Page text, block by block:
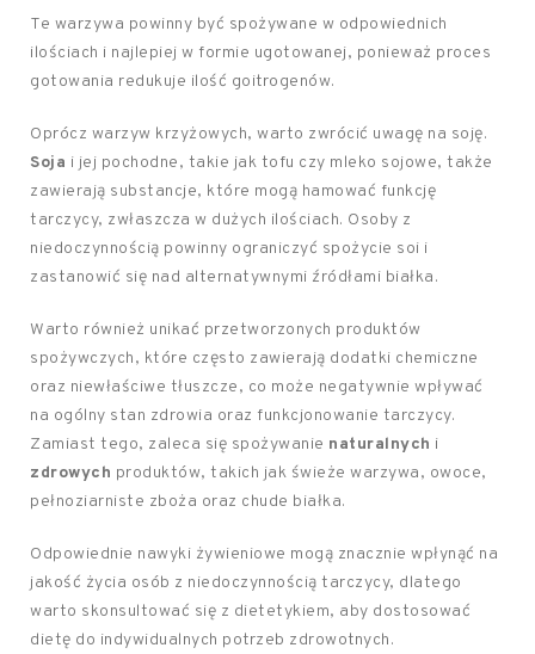
Te warzywa powinny być spożywane w odpowiednich
ilościach i najlepiej w formie ugotowanej, ponieważ proces
gotowania redukuje ilość goitrogenów.
Oprócz warzyw krzyżowych, warto zwrócić uwagę na soję.
Soja i jej pochodne, takie jak tofu czy mleko sojowe, także
zawierają substancje, które mogą hamować funkcję
tarczycy, zwłaszcza w dużych ilościach. Osoby z
niedoczynnością powinny ograniczyć spożycie soi i
zastanowić się nad alternatywnymi źródłami białka.
Warto również unikać przetworzonych produktów
spożywczych, które często zawierają dodatki chemiczne
oraz niewłaściwe tłuszcze, co może negatywnie wpływać
na ogólny stan zdrowia oraz funkcjonowanie tarczycy.
Zamiast tego, zaleca się spożywanie naturalnych i
zdrowych produktów, takich jak świeże warzywa, owoce,
pełnoziarniste zboża oraz chude białka.
Odpowiednie nawyki żywieniowe mogą znacznie wpłynąć na
jakość życia osób z niedoczynnością tarczycy, dlatego
warto skonsultować się z dietetykiem, aby dostosować
dietę do indywidualnych potrzeb zdrowotnych.